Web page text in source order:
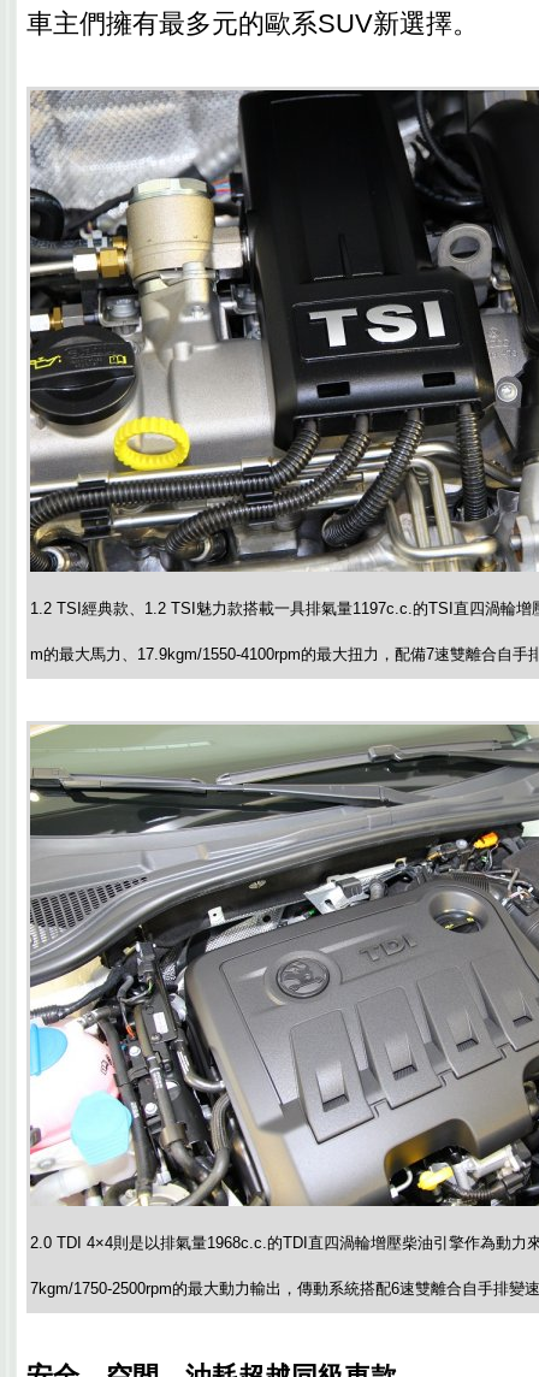
車主們擁有最多元的歐系SUV新選擇。
1.2 TSI經典款、1.2 TSI魅力款搭載一具排氣量1197c.c.的TSI直四渦輪增
m的最大馬力、17.9kgm/1550-4100rpm的最大扭力，配備7速雙離合自手
2.0 TDI 4×4則是以排氣量1968c.c.的TDI直四渦輪增壓柴油引擎作為動力
7kgm/1750-2500rpm的最大動力輸出，傳動系統搭配6速雙離合自手排變